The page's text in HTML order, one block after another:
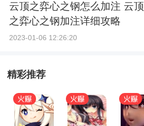
云顶之弈心之钢怎么加注 云顶
之弈心之钢加注详细攻略
2023-01-06 12:26:20
精彩推荐